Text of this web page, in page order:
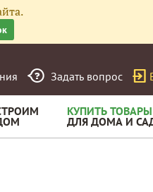
Задать вопрос
КУПИТЬ ТОВАРЫ
ДЛЯ ДОМА И